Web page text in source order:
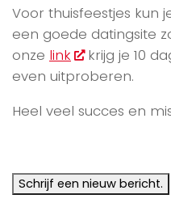
Voor thuisfeestjes kun
een goede datingsite
onze link
krijg je 10
even uitproberen.
Heel veel succes en